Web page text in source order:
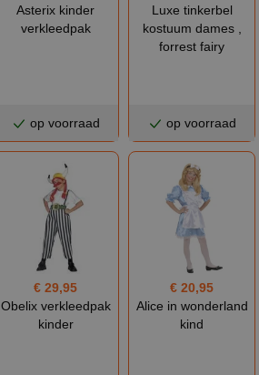
Asterix kinder
verkleedpak
op voorraad
Luxe tinkerbel
kostuum dames ,
forrest fairy
op voorraad
€ 29,95
Obelix verkleedpak
kinder
€ 20,95
Alice in wonderland
kind